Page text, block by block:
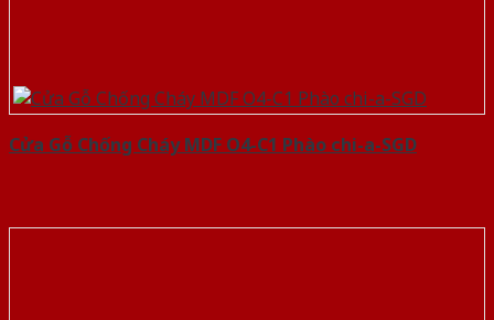
Cửa Gỗ Chống Cháy MDF O4-C1 Phào chi-a-SGD